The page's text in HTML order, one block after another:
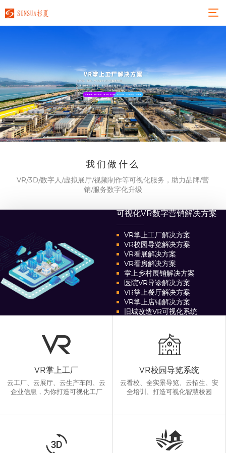
我们做什么
VR/3D/数字人/虚拟展厅/视频制作等可视化服务，助力品牌/营
销/服务数字化升级
可视化VR数字营销解决方案
VR掌上工厂解决方案
VR校园导览解决方案
VR看展解决方案
VR看房解决方案
掌上乡村展销解决方案
医院VR导诊解决方案
VR掌上餐厅解决方案
VR掌上店铺解决方案
旧城改造VR可视化系统
VR掌上工厂
云工厂、云展厅、云生产车间、云
企业信息，为你打造可视化工厂
VR校园导览系统
云看校、全实景导览、云招生、安
全培训、打造可视化智慧校园